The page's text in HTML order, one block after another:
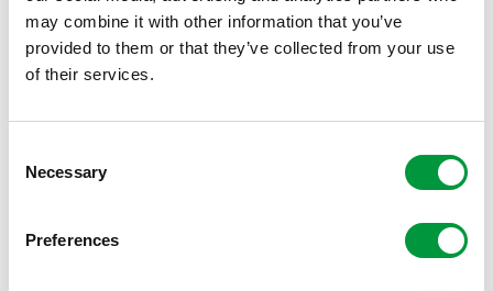
may combine it with other information that you’ve
provided to them or that they’ve collected from your use
of their services.
Selection
Necessary
Preferences